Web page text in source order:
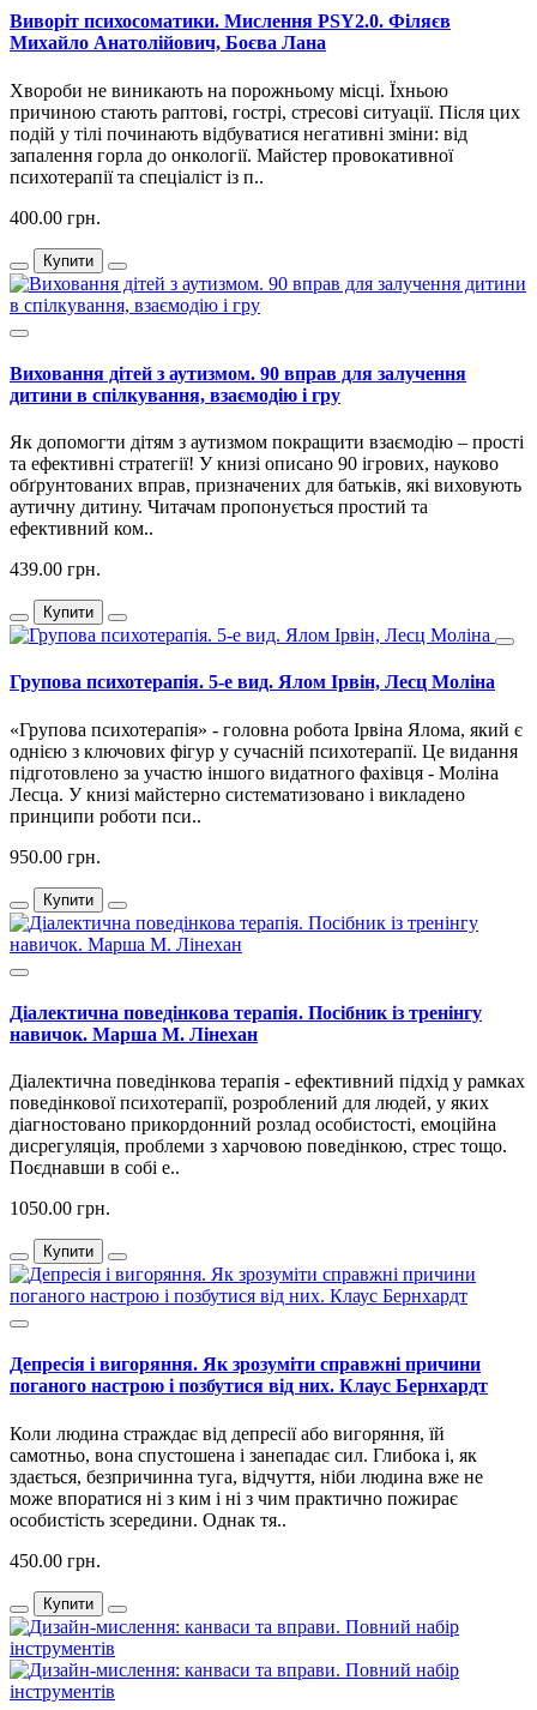
Виворіт психосоматики. Мислення PSY2.0. Філяєв
Михайло Анатолійович, Боєва Лана
Хвороби не виникають на порожньому місці. Їхньою
причиною стають раптові, гострі, стресові ситуації. Після цих
подій у тілі починають відбуватися негативні зміни: від
запалення горла до онкології. Майстер провокативної
психотерапії та спеціаліст із п..
400.00 грн.
Купити
Виховання дітей з аутизмом. 90 вправ для залучення
дитини в спілкування, взаємодію і гру
Як допомогти дітям з аутизмом покращити взаємодію – прості
та ефективні стратегії! У книзі описано 90 ігрових, науково
обґрунтованих вправ, призначених для батьків, які виховують
аутичну дитину. Читачам пропонується простий та
ефективний ком..
439.00 грн.
Купити
Групова психотерапія. 5-е вид. Ялом Ірвін, Лесц Моліна
«Групова психотерапія» - головна робота Ірвіна Ялома, який є
однією з ключових фігур у сучасній психотерапії. Це видання
підготовлено за участю іншого видатного фахівця - Моліна
Лесца. У книзі майстерно систематизовано і викладено
принципи роботи пси..
950.00 грн.
Купити
Діалектична поведінкова терапія. Посібник із тренінгу
навичок. Марша М. Лінехан
Діалектична поведінкова терапія - ефективний підхід у рамках
поведінкової психотерапії, розроблений для людей, у яких
діагностовано прикордонний розлад особистості, емоційна
дисрегуляція, проблеми з харчовою поведінкою, стрес тощо.
Поєднавши в собі е..
1050.00 грн.
Купити
Депресія і вигоряння. Як зрозуміти справжні причини
поганого настрою і позбутися від них. Клаус Бернхардт
Коли людина страждає від депресії або вигоряння, їй
самотньо, вона спустошена і занепадає сил. Глибока і, як
здається, безпричинна туга, відчуття, ніби людина вже не
може впоратися ні з ким і ні з чим практично пожирає
особистість зсередини. Однак тя..
450.00 грн.
Купити